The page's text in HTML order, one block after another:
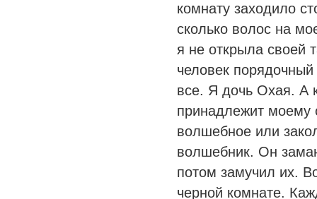
комнату заходило
сколько волос на
я не открыла своей
человек
все. Я дочь Охая. А
принадлежит моему
волшебное или
волшебник. Он
потом замучил их.
черной комнате.